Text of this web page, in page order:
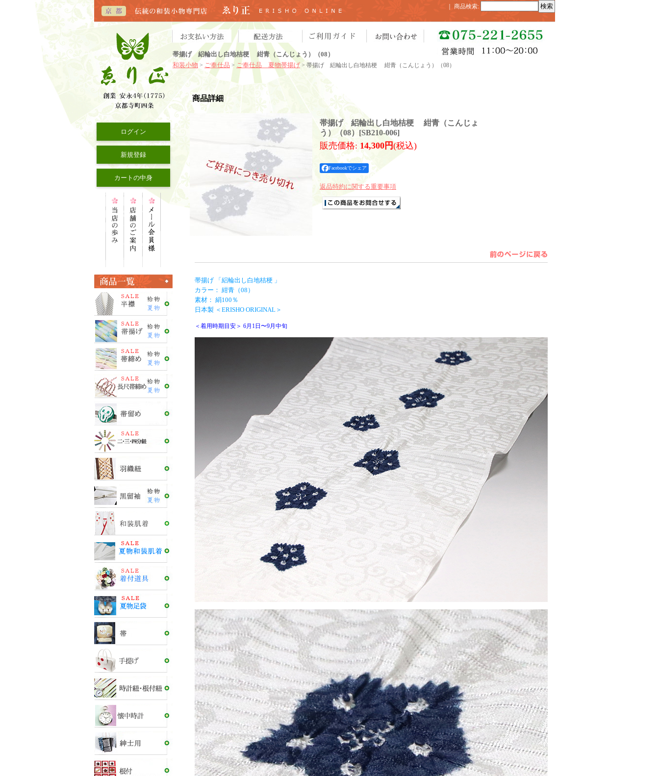
帯揚げ 絽輪出し白地桔梗 紺青（こんじょう）（08）
和装小物 > ご奉仕品 > ご奉仕品 夏物帯揚げ> 帯揚げ 絽輪出し白地桔梗 紺青（こんじょう）（08）
商品検索:
ログイン
新規登録
カートの中身
商品詳細
帯揚げ 絽輪出し白地桔梗 紺青（こんじょ
う）（08） [SB210-006]
販売価格: 14,300円(税込)
Facebookでシェア
返品特約に関する重要事項
帯揚げ 「絽輪出し白地桔梗 」
カラー： 紺青（08）
素材： 絹100％
日本製 ＜ERISHO ORIGINAL＞
＜着用時期目安＞ 6月1日〜9月中旬